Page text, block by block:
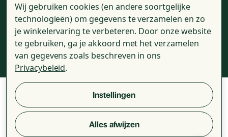
E-
mailadres
© 2026 - Golden Naturals - Alle genoemde prijzen zijn incl. BTW
Review voorwaardenAlgemene voorwaarden
Wij gebruiken cookies (en andere soortgelijke
technologieën) om gegevens te verzamelen en zo
je winkelervaring te verbeteren. Door onze website
te gebruiken, ga je akkoord met het verzamelen
van gegevens zoals beschreven in ons
Privacybeleid.
Instellingen
Alles afwijzen